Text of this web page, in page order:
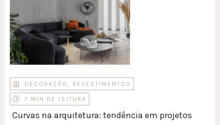
DECORAÇÃO , REVESTIMENTOS
7 MIN DE LEITURA
Curvas na arquitetura: tendência em projetos